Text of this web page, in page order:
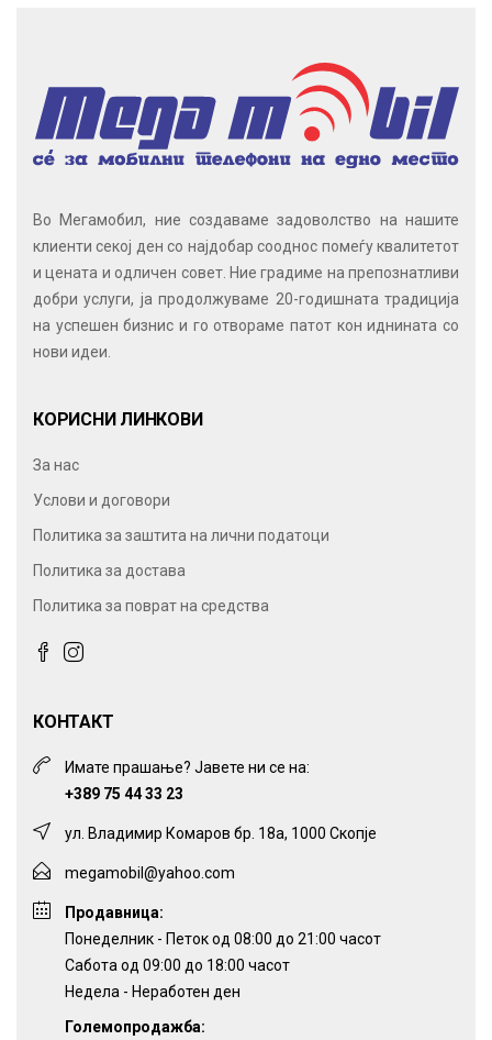
Во Мегамобил, ние создаваме задоволство на нашите
клиенти секој ден со најдобар сооднос помеѓу квалитетот
и цената и одличен совет. Ние градиме на препознатливи
добри услуги, ја продолжуваме 20-годишната традиција
на успешен бизнис и го отвораме патот кон иднината со
нови идеи.
КОРИСНИ ЛИНКОВИ
За нас
Услови и договори
Политика за заштита на лични податоци
Политика за достава
Политика за поврат на средства
КОНТАКТ
Имате прашање? Јавете ни се на:
+389 75 44 33 23
ул. Владимир Комаров бр. 18а, 1000 Скопје
megamobil@yahoo.com
Продавница:
Понеделник - Петок од 08:00 до 21:00 часот
Сабота од 09:00 до 18:00 часот
Недела - Неработен ден
Големопродажба: